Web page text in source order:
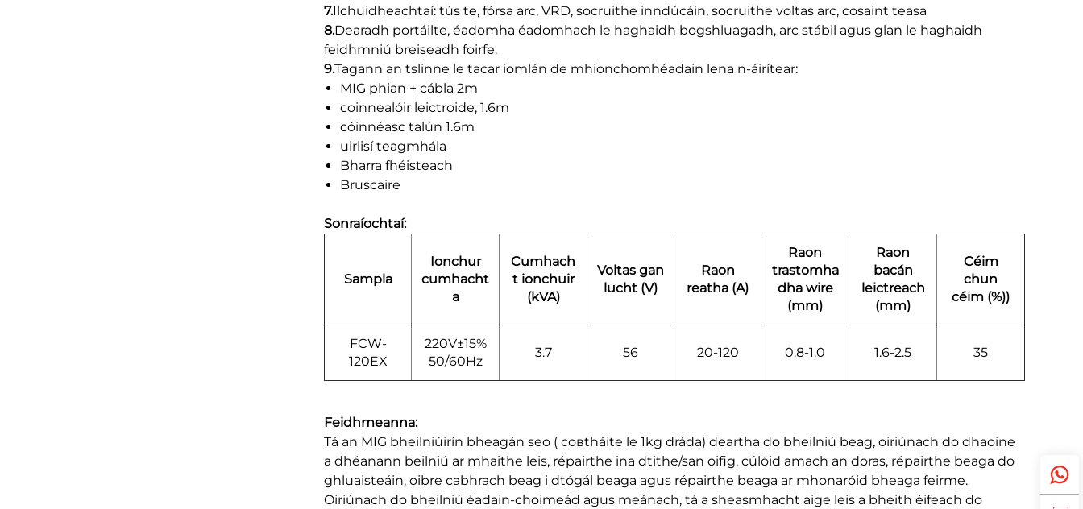
7.Ilchuidheachtaí: tús te, fórsa arc, VRD, socruithe inndúcáin, socruithe voltas arc, cosaint teasa
8.Dearadh portáilte, éadomha éadomhach le haghaidh bogshluagadh, arc stábil agus glan le haghaidh
feidhmniú breiseadh foirfe.
9.Tagann an tslinne le tacar iomlán de mhionchomhéadain lena n-áirítear:
MIG phian + cábla 2m
coinnealóir leictroide, 1.6m
cóinnéasc talún 1.6m
uirlisí teagmhála
Bharra fhéisteach
Bruscaire
Sonraíochtaí:
Sampla
Ionchur
cumhacht
a
Cumhach
t ionchuir
(kVA)
Voltas gan
lucht (V)
Raon
reatha (A)
Raon
trastomha
dha wire
(mm)
Raon
bacán
leictreach
(mm)
Céim
chun
céim (%))
FCW-
120EX
220V±15%
50/60Hz
3.7 56 20-120 0.8-1.0 1.6-2.5 35
Feidhmeanna:
Tá an MIG bheilniúirín bheagán seo ( совtháite le 1kg dráda) deartha do bheilniú beag, oiriúnach do dhaoine
a dhéanann beilniú ar mhaithe leis, répairthe ina dtithe/san oifig, cúlóid amach an doras, répairthe beaga do
ghluaisteáin, oibre cabhrach beag i dtógál beaga agus répairthe beaga ar mhonaróid bheaga feirme.
Oiriúnach do bheilniú éadain-choimeád agus meánach, tá a sheasmhacht aige leis a bheith éifeach do